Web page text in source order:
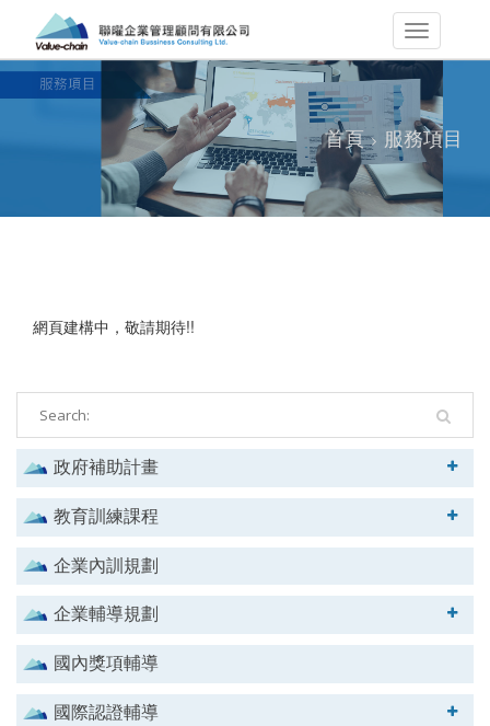
首頁 服務項目
網頁建構中，敬請期待!!
政府補助計畫
教育訓練課程
企業內訓規劃
企業輔導規劃
國內獎項輔導
國際認證輔導